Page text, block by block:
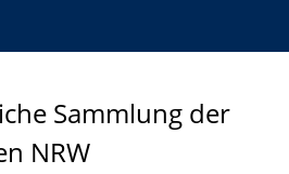
Sammlung der
NRW